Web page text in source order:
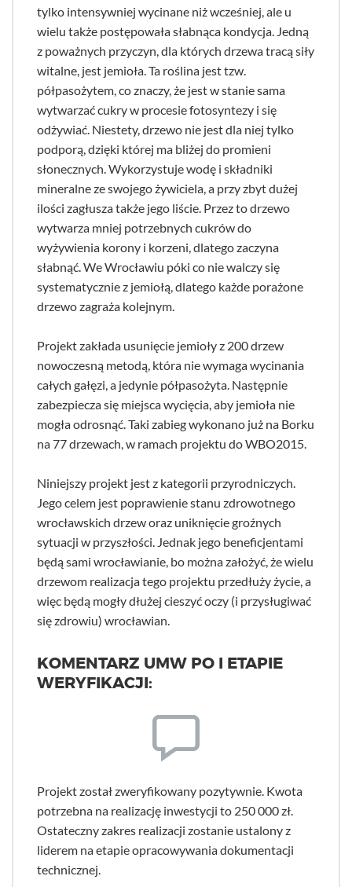
tylko intensywniej wycinane niż wcześniej, ale u
wielu także postępowała słabnąca kondycja. Jedną
z poważnych przyczyn, dla których drzewa tracą siły
witalne, jest jemioła. Ta roślina jest tzw.
półpasożytem, co znaczy, że jest w stanie sama
wytwarzać cukry w procesie fotosyntezy i się
odżywiać. Niestety, drzewo nie jest dla niej tylko
podporą, dzięki której ma bliżej do promieni
słonecznych. Wykorzystuje wodę i składniki
mineralne ze swojego żywiciela, a przy zbyt dużej
ilości zagłusza także jego liście. Przez to drzewo
wytwarza mniej potrzebnych cukrów do
wyżywienia korony i korzeni, dlatego zaczyna
słabnąć. We Wrocławiu póki co nie walczy się
systematycznie z jemiołą, dlatego każde porażone
drzewo zagraża kolejnym.
Projekt zakłada usunięcie jemioły z 200 drzew
nowoczesną metodą, która nie wymaga wycinania
całych gałęzi, a jedynie półpasożyta. Następnie
zabezpiecza się miejsca wycięcia, aby jemioła nie
mogła odrosnąć. Taki zabieg wykonano już na Borku
na 77 drzewach, w ramach projektu do WBO2015.
Niniejszy projekt jest z kategorii przyrodniczych.
Jego celem jest poprawienie stanu zdrowotnego
wrocławskich drzew oraz uniknięcie groźnych
sytuacji w przyszłości. Jednak jego beneficjentami
będą sami wrocławianie, bo można założyć, że wielu
drzewom realizacja tego projektu przedłuży życie, a
więc będą mogły dłużej cieszyć oczy (i przysługiwać
się zdrowiu) wrocławian.
KOMENTARZ UMW PO I ETAPIE
WERYFIKACJI:
Projekt został zweryfikowany pozytywnie. Kwota
potrzebna na realizację inwestycji to 250 000 zł.
Ostateczny zakres realizacji zostanie ustalony z
liderem na etapie opracowywania dokumentacji
technicznej.